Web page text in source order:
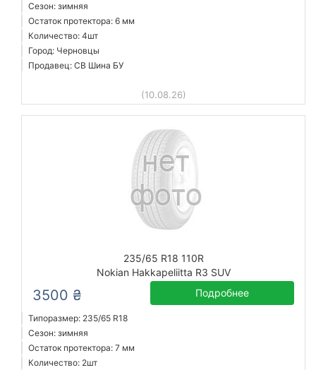
Сезон: зимняя
Остаток протектора: 6 мм
Количество: 4шт
Город: Черновцы
Продавец: СВ Шина БУ
(10.08.26)
235/65 R18 110R
Nokian Hakkapeliitta R3 SUV
3500 ₴ Подробнее
Типоразмер: 235/65 R18
Сезон: зимняя
Остаток протектора: 7 мм
Количество: 2шт